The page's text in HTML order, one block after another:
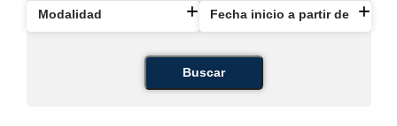
Modalidad Fecha inicio a partir de
Buscar